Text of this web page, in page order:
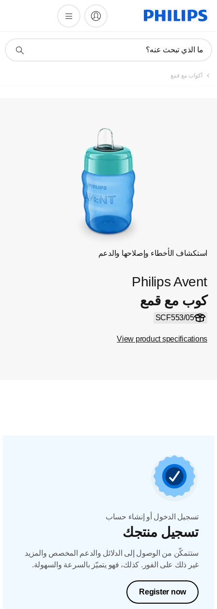
دعم
ما الذي تبحث عنه؟
أكواب مع قمع
استكشاف الأخطاء وإصلاحها والدعم
Philips Avent
كوب مع قمع
SCF553/05
View product specifications
تسجيل المنتج
تسجيل الدخول أو إنشاء حساب
تسجيل منتجك
ستتمكّن من الوصول إلى الدلائل والدعم المخصص والمزيد
غير ذلك على الفور. كذلك، فهو يتميّز بالسرعة والسهولة.
Register now